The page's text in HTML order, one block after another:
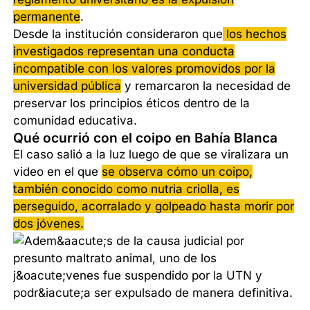
permanente.
Desde la institución consideraron que los hechos
investigados representan una conducta
incompatible con los valores promovidos por la
universidad pública y remarcaron la necesidad de
preservar los principios éticos dentro de la
comunidad educativa.
Qué ocurrió con el coipo en Bahía Blanca
El caso salió a la luz luego de que se viralizara un
video en el que se observa cómo un coipo,
también conocido como nutria criolla, es
perseguido, acorralado y golpeado hasta morir por
dos jóvenes.